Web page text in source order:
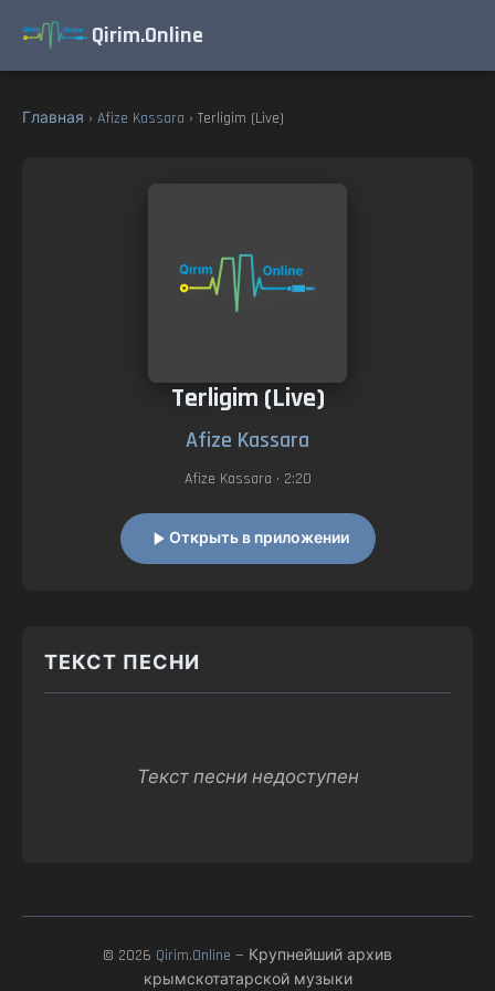
Qirim.Online
Главная › Afize Kassara › Terligim (Live)
Terligim (Live)
Afize Kassara
Afize Kassara • 2:20
Открыть в приложении
ТЕКСТ ПЕСНИ
Текст песни недоступен
© 2026 Qirim.Online — Крупнейший архив
крымскотатарской музыки